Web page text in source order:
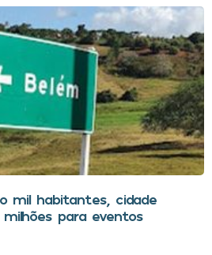
mil habitantes, cidade
para eventos